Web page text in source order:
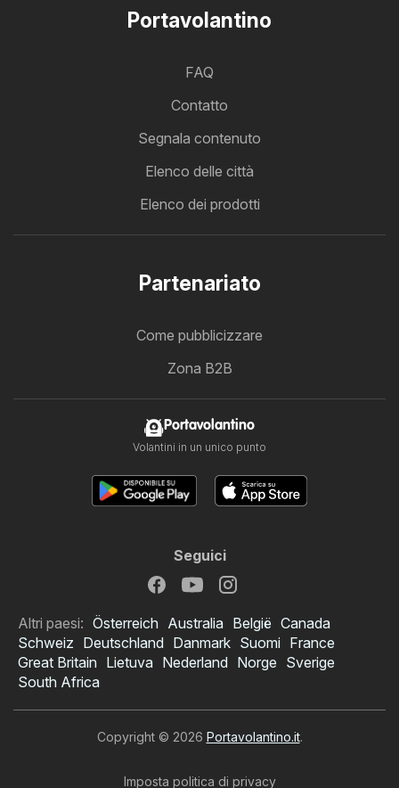
Portavolantino
FAQ
Contatto
Segnala contenuto
Elenco delle città
Elenco dei prodotti
Partenariato
Come pubblicizzare
Zona B2B
Portavolantino
Volantini in un unico punto
Seguici
Altri paesi: Österreich Australia België Canada
Schweiz Deutschland Danmark Suomi France
Great Britain Lietuva Nederland Norge Sverige
South Africa
Copyright © 2026 Portavolantino.it.
Imposta politica di privacy